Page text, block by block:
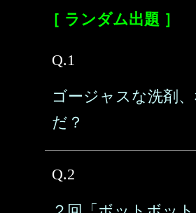
［ ランダム出題 ］
Q.1
ゴージャスな洗剤
だ？
Q.2